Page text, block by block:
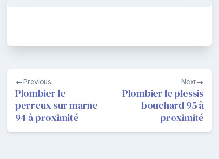
Navigation
de
l’article
Previous
Plombier le
perreux sur marne
94 à proximité
Next
Plombier le plessis
bouchard 95 à
proximité